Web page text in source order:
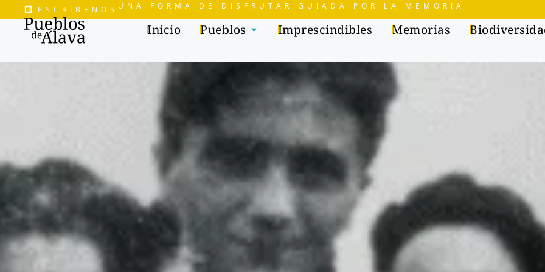
ESCRÍBENOS UNA FORMA DE DISFRUTAR GUIADA POR LA MEMORIA
Inicio Pueblos Imprescindibles Memorias